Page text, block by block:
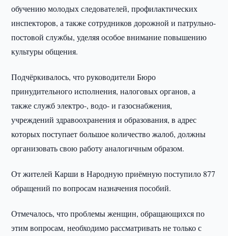
обучению молодых следователей, профилактических
инспекторов, а также сотрудников дорожной и патрульно-
постовой службы, уделяя особое внимание повышению
культуры общения.
Подчёркивалось, что руководители Бюро
принудительного исполнения, налоговых органов, а
также служб электро-, водо- и газоснабжения,
учреждений здравоохранения и образования, в адрес
которых поступает большое количество жалоб, должны
организовать свою работу аналогичным образом.
От жителей Карши в Народную приёмную поступило 877
обращений по вопросам назначения пособий.
Отмечалось, что проблемы женщин, обращающихся по
этим вопросам, необходимо рассматривать не только с